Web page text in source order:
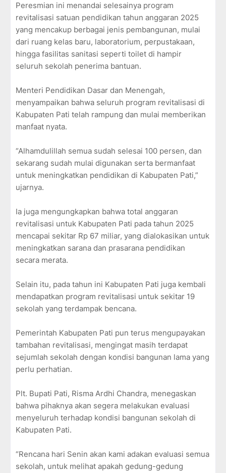
Peresmian ini menandai selesainya program
revitalisasi satuan pendidikan tahun anggaran 2025
yang mencakup berbagai jenis pembangunan, mulai
dari ruang kelas baru, laboratorium, perpustakaan,
hingga fasilitas sanitasi seperti toilet di hampir
seluruh sekolah penerima bantuan.
Menteri Pendidikan Dasar dan Menengah,
menyampaikan bahwa seluruh program revitalisasi di
Kabupaten Pati telah rampung dan mulai memberikan
manfaat nyata.
“Alhamdulillah semua sudah selesai 100 persen, dan
sekarang sudah mulai digunakan serta bermanfaat
untuk meningkatkan pendidikan di Kabupaten Pati,”
ujarnya.
Ia juga mengungkapkan bahwa total anggaran
revitalisasi untuk Kabupaten Pati pada tahun 2025
mencapai sekitar Rp 67 miliar, yang dialokasikan untuk
meningkatkan sarana dan prasarana pendidikan
secara merata.
Selain itu, pada tahun ini Kabupaten Pati juga kembali
mendapatkan program revitalisasi untuk sekitar 19
sekolah yang terdampak bencana.
Pemerintah Kabupaten Pati pun terus mengupayakan
tambahan revitalisasi, mengingat masih terdapat
sejumlah sekolah dengan kondisi bangunan lama yang
perlu perhatian.
Plt. Bupati Pati, Risma Ardhi Chandra, menegaskan
bahwa pihaknya akan segera melakukan evaluasi
menyeluruh terhadap kondisi bangunan sekolah di
Kabupaten Pati.
“Rencana hari Senin akan kami adakan evaluasi semua
sekolah, untuk melihat apakah gedung-gedung